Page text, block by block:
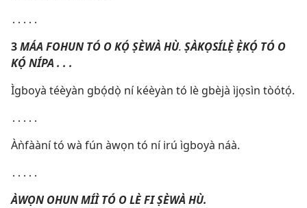
․․․․․
3MÁA FOHUN TÓ O KỌ́ ṢÈWÀ HÙ. ṢÀKỌSÍLẸ̀ Ẹ̀KỌ́ TÓ O
KỌ́ NÍPA . . .
Ìgboyà téèyàn gbọ́dọ̀ ní kéèyàn tó lè gbèjà ìjọsìn tòótọ́.
․․․․․
Àǹfààní tó wà fún àwọn tó ní irú ìgboyà náà.
․․․․․
ÀWỌN OHUN MÍÌ TÓ O LÈ FI ṢÈWÀ HÙ.